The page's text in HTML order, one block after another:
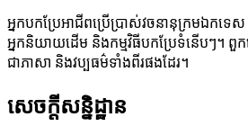
អ្នកបកប្រែអាជីពប្រើប្រាស់វចនានុក្រមឯកទេស
អ្នកនិយាយដើម និងកម្មវិធីបកប្រែទំនើបៗ។ ពួកគ
ជាភាសា និងវប្បធម៌ទាំងពីរផងដែរ។
សេចក្តីសន្និដ្ឋាន